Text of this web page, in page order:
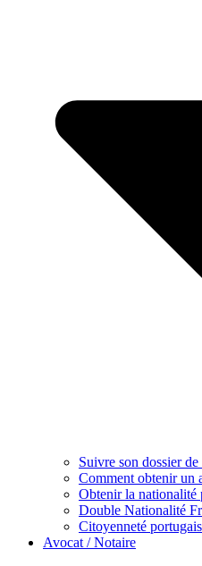
Suivre son dossier
Comment obtenir un
Obtenir la nationalité
Double Nationalité
Citoyenneté
Avocat / Notaire